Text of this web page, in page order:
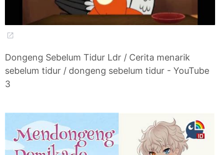
Dongeng Sebelum Tidur Ldr / Cerita menarik
sebelum tidur / dongeng sebelum tidur - YouTube
3